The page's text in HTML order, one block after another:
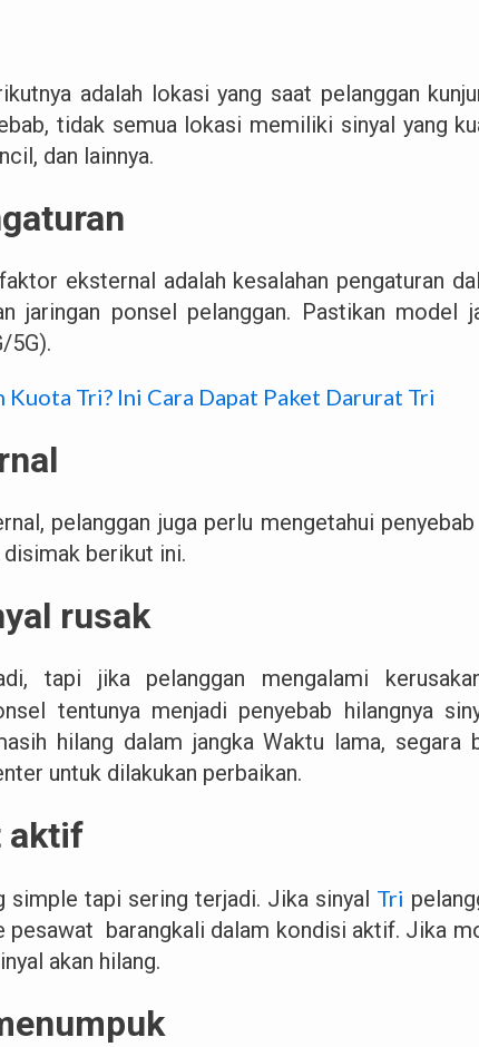
adalah lokasi yang saat pelanggan
tidak semua lokasi memiliki sinyal yang
dan lainnya.
eksternal adalah kesalahan pengaturan
jaringan ponsel pelanggan. Pastikan model
5G).
Kuota Tri? Ini Cara Dapat Paket Darurat Tri
pelanggan juga perlu mengetahui
disimak berikut ini.
rusak
tapi jika pelanggan mengalami
tentunya menjadi penyebab hilangnya
hilang dalam jangka Waktu lama, segara
untuk dilakukan perbaikan.
aktif
simple tapi sering terjadi. Jika sinyal Tri
pesawat barangkali dalam kondisi aktif. Jika
akan hilang.